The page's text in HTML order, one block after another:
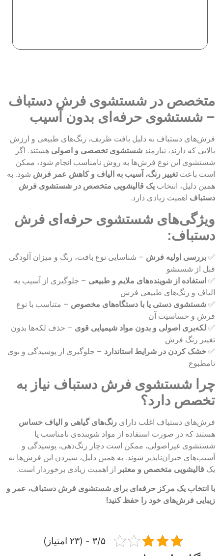
متخصص در شستشوی فرش دستباف
– شستشوی حرفه‌ای بدون آسیب
فرش‌های دستباف به دلیل بافت ظریف، رنگ‌های طبیعی و ارزش
بالایی که دارند، نیازمند شستشوی تخصصی و اصولی هستند. اگر
شستشوی این نوع فرش‌ها به روش نامناسب انجام شود، ممکن
است باعثتغییر رنگ، آسیب به الیاف و کاهش عمر فرش شود. به
همین دلیل، انتخاب یک قالیشویی متخصص در شستشوی فرش
دستباف اهمیت زیادی دارد.
ویژگی‌های شستشوی حرفه‌ای فرش
دستباف:
✅ بررسی اولیه فرش – شناسایی نوع بافت، رنگ و میزان آلودگی
قبل از شستشو
✅ استفاده از شوینده‌های ملایم و طبیعی – جلوگیری از آسیب به
الیاف و رنگ‌های طبیعی فرش
✅ شستشوی دستی یا با دستگاه‌های مخصوص – متناسب با نوع
فرش و حساسیت آن
✅ لکه‌بری اصولی و بدون مواد شیمیایی قوی – حذف لکه‌ها بدون
تغییر رنگ فرش
✅ خشک کردن در شرایط استاندارد – جلوگیری از پوسیدگی و بوی
نامطبوع
چرا شستشوی فرش دستباف نیاز به
تخصص دارد؟
فرش‌های دستباف اغلب دارای رنگ‌های گیاهی و الیاف حساس
هستند که در صورت استفاده از مواد شوینده‌ی نامناسب یا
شستشوی غیراصولی، ممکن است دچار رنگ‌دهی، پوسیدگی و
آسیب‌های جبران‌ناپذیر شوند. به همین دلیل، سپردن این فرش‌ها به
یک قالیشویی متخصص و معتبر از اهمیت زیادی برخوردار است.
با انتخاب یک مرکز حرفه‌ای برای شستشوی فرش دستباف، عمر و
زیبایی فرش‌های خود را حفظ کنید!
۳/۵ - (۲۳ امتیاز)